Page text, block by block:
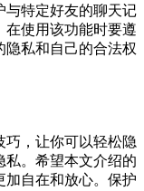
与特定好友的聊天记
在使用该功能时要遵
隐私和自己的合法权
巧，让你可以轻松隐
私。希望本文介绍的
加自在和放心。保护